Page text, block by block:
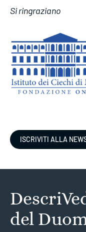
Si ringraziano
ISCRIVITI ALLA
del